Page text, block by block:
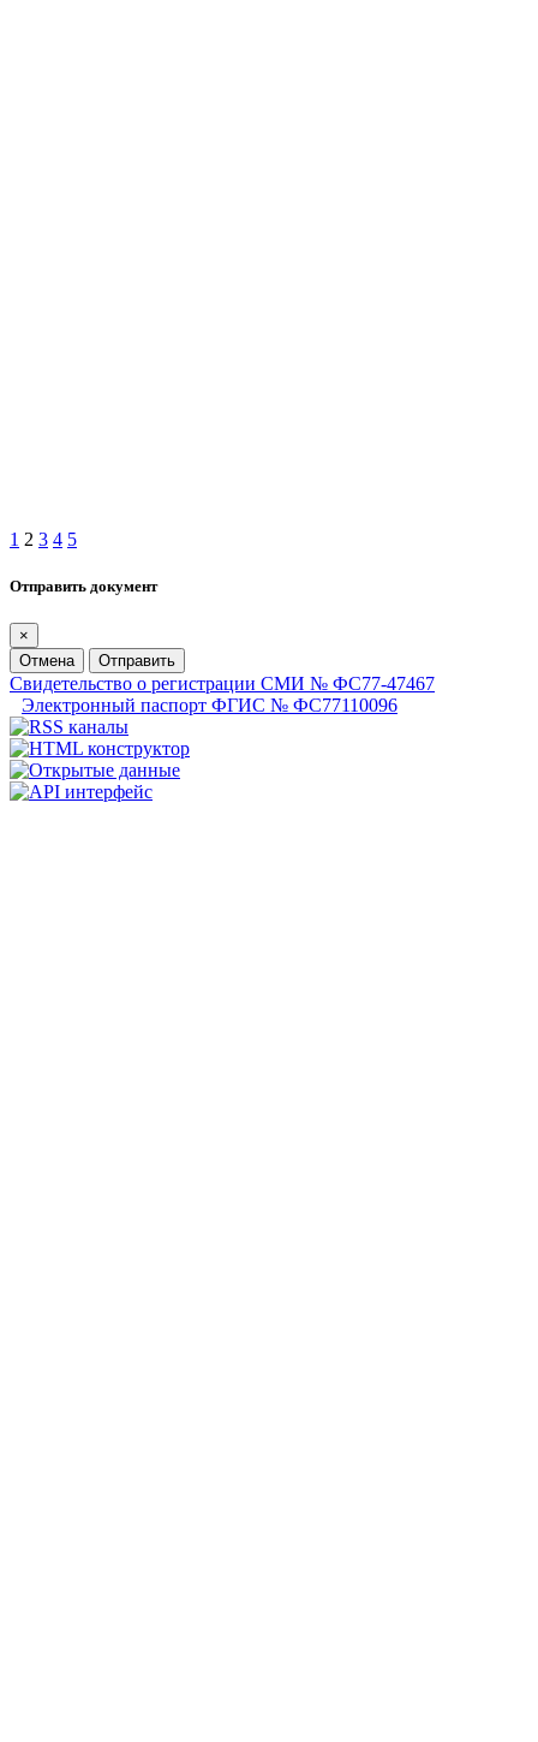
1 2 3 4 5
Отправить документ
×
Отмена
Отправить
Свидетельство о регистрации СМИ № ФС77-47467
Электронный паспорт ФГИС № ФС77110096